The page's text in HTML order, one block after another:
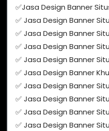
✅Jasa Design Banner
✅ Jasa Design Banner
✅ Jasa Design Banner
✅ Jasa Design Banner
✅ Jasa Design Banner
✅ Jasa Design Banner
✅ Jasa Design Banner
✅ Jasa Design Banner
✅ Jasa Design Banner
✅ Jasa Design Banner